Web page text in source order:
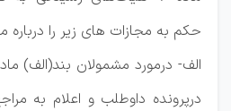
حکم به مجازات های زیر را درباره
درپرونده داوطلب و اعلام به